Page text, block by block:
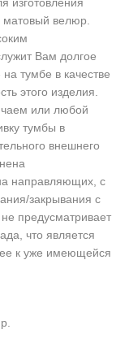
изготовления
матовый велюр.
Вам долгое
тумбе в качестве
этого изделия.
чаем или любой
тумбы в
внешнего
направляющих, с
закрывания с
предусматривает
что является
к уже имеющейся